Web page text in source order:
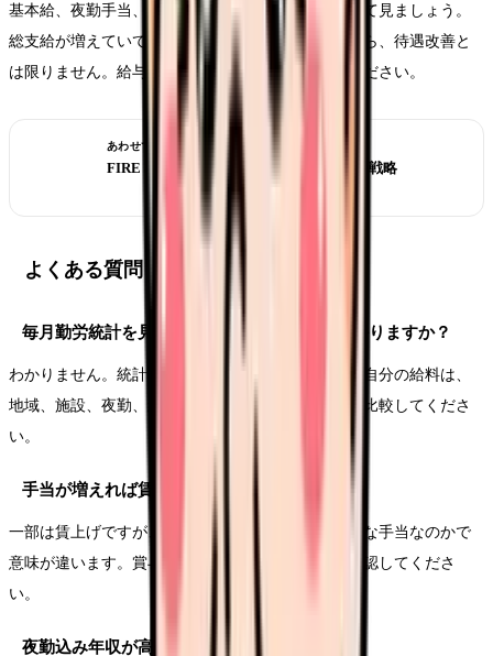
基本給、夜勤手当、残業代、処遇改善、控除を分けて見ましょう。
総支給が増えていても、夜勤や残業で増えただけなら、待遇改善と
は限りません。給与と働き方をセットで確認してください。
あわせて読みたい
FIRE 看護師｜40-50 代早期退職を目指す戦略
よくある質問
毎月勤労統計を見れば自分の給料が高いかわかりますか？
わかりません。統計は全体の動向を見るものです。自分の給料は、
地域、施設、夜勤、経験年数、役職、残業で分けて比較してくださ
い。
手当が増えれば賃上げと考えてよいですか？
一部は賃上げですが、基本給が増えたのか、一時的な手当なのかで
意味が違います。賞与や退職金に反映されるかも確認してくださ
い。
夜勤込み年収が高ければ条件は良いですか？